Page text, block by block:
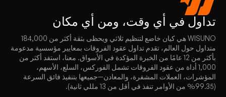
تداول في أي وقت، ومن أي مكان
WISUNO هي كيان خاضع لتنظيم ثلاثي ويحظى بثقة أكثر من 184,000
متداول حول العالم، تقدم تداول عقود الفروقات بمعايير مؤسسية مدعومة
بأكثر من 12 عامًا من الخبرة المؤكدة في الأسواق. معنا، استفد أكثر من
1,000 أداة من عقود الفروقات تشمل الفوركس، السلع، الأسهم،
المؤشرات، العملات المشفرة، والمعادن—جميعها بتنفيذ فائق السرعة
(99.35% من الأوامر تنفذ في أقل من 13 مللي ثانية).